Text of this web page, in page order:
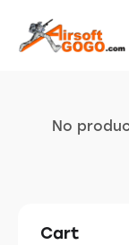
No
Cart